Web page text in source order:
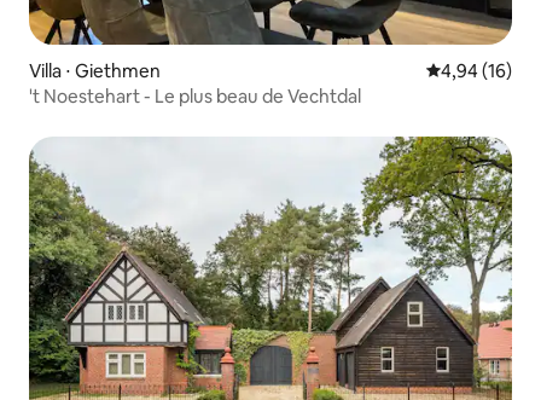
Villa ⋅ Giethmen Évaluation
4,94 (16)
't Noestehart - Le plus beau de Vechtdal